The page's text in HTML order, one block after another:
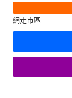
網走市區